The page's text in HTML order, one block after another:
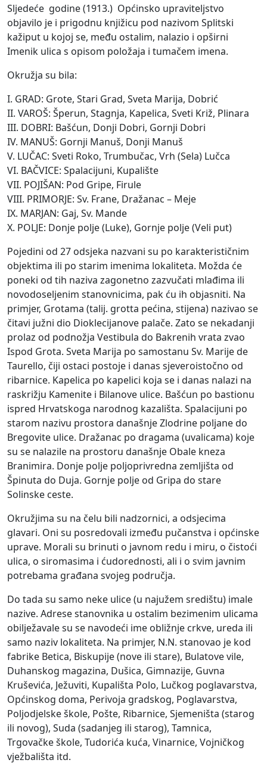
Sljedeće godine (1913.) Općinsko upraviteljstvo
objavilo je i prigodnu knjižicu pod nazivom Splitski
kažiput u kojoj se, među ostalim, nalazio i opširni
Imenik ulica s opisom položaja i tumačem imena.
Okružja su bila:
I. GRAD: Grote, Stari Grad, Sveta Marija, Dobrić
II. VAROŠ: Šperun, Stagnja, Kapelica, Sveti Križ, Plinara
III. DOBRI: Bašćun, Donji Dobri, Gornji Dobri
IV. MANUŠ: Gornji Manuš, Donji Manuš
V. LUČAC: Sveti Roko, Trumbučac, Vrh (Sela) Lučca
VI. BAČVICE: Spalacijuni, Kupalište
VII. POJIŠAN: Pod Gripe, Firule
VIII. PRIMORJE: Sv. Frane, Dražanac – Meje
IX. MARJAN: Gaj, Sv. Mande
X. POLJE: Donje polje (Luke), Gornje polje (Veli put)
Pojedini od 27 odsjeka nazvani su po karakterističnim
objektima ili po starim imenima lokaliteta. Možda će
poneki od tih naziva zagonetno zazvučati mlađima ili
novodoseljenim stanovnicima, pak ću ih objasniti. Na
primjer, Grotama (talij. grotta pećina, stijena) nazivao se
čitavi južni dio Dioklecijanove palače. Zato se nekadanji
prolaz od podnožja Vestibula do Bakrenih vrata zvao
Ispod Grota. Sveta Marija po samostanu Sv. Marije de
Taurello, čiji ostaci postoje i danas sjeveroistočno od
ribarnice. Kapelica po kapelici koja se i danas nalazi na
raskrižju Kamenite i Bilanove ulice. Bašćun po bastionu
ispred Hrvatskoga narodnog kazališta. Spalacijuni po
starom nazivu prostora današnje Zlodrine poljane do
Bregovite ulice. Dražanac po dragama (uvalicama) koje
su se nalazile na prostoru današnje Obale kneza
Branimira. Donje polje poljoprivredna zemljišta od
Špinuta do Duja. Gornje polje od Gripa do stare
Solinske ceste.
Okružjima su na čelu bili nadzornici, a odsjecima
glavari. Oni su posredovali između pučanstva i općinske
uprave. Morali su brinuti o javnom redu i miru, o čistoći
ulica, o siromasima i ćudorednosti, ali i o svim javnim
potrebama građana svojeg područja.
Do tada su samo neke ulice (u najužem središtu) imale
nazive. Adrese stanovnika u ostalim bezimenim ulicama
obilježavale su se navodeći ime obližnje crkve, ureda ili
samo naziv lokaliteta. Na primjer, N.N. stanovao je kod
fabrike Betica, Biskupije (nove ili stare), Bulatove vile,
Duhanskog magazina, Dušica, Gimnazije, Guvna
Kruševića, Ježuviti, Kupališta Polo, Lučkog poglavarstva,
Općinskog doma, Perivoja gradskog, Poglavarstva,
Poljodjelske škole, Pošte, Ribarnice, Sjemeništa (starog
ili novog), Suda (sadanjeg ili starog), Tamnica,
Trgovačke škole, Tudorića kuća, Vinarnice, Vojničkog
vježbališta itd.